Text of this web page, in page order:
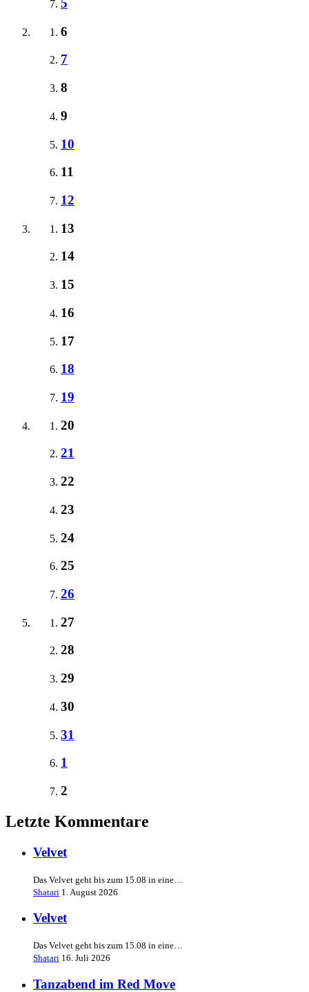
5
6
7
8
9
10
11
12
13
14
15
16
17
18
19
20
21
22
23
24
25
26
27
28
29
30
31
1
2
Letzte Kommentare
Velvet
Das Velvet geht bis zum 15.08 in eine…
Shatari 1. August 2026
Velvet
Das Velvet geht bis zum 15.08 in eine…
Shatari 16. Juli 2026
Tanzabend im Red Move